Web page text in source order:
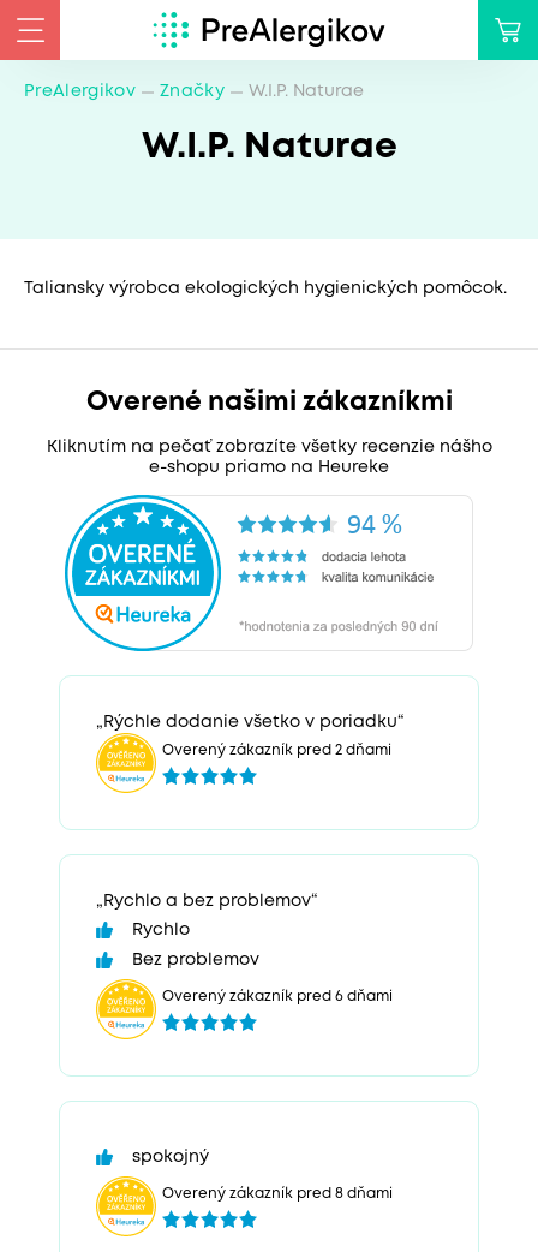
PreAlergikov Značky W.I.P. Naturae
W.I.P. Naturae
Taliansky výrobca ekologických hygienických pomôcok.
Overené našimi zákazníkmi
Kliknutím na pečať zobrazíte všetky recenzie nášho
e-shopu priamo na Heureke
„Rýchle dodanie všetko v poriadku“
Overený zákazník pred 2 dňami
„Rychlo a bez problemov“
Rychlo
Bez problemov
Overený zákazník pred 6 dňami
spokojný
Overený zákazník pred 8 dňami